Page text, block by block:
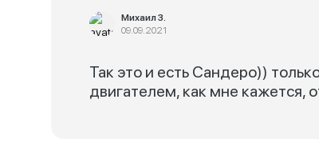
Михаил З.
09.09.2021
Так это и есть Сандеро))
двигателем, как мне кажется,